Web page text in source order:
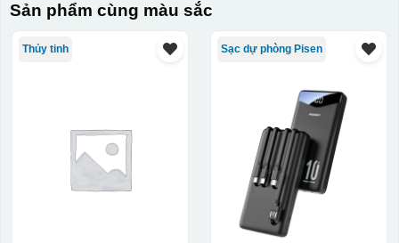
Sản phẩm cùng màu sắc
Thủy tinh Sạc dự phòng Pisen